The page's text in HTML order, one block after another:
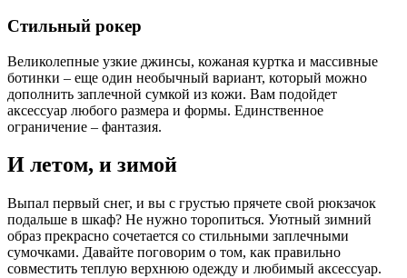
Стильный рокер
Великолепные узкие джинсы, кожаная куртка и массивные
ботинки – еще один необычный вариант, который можно
дополнить заплечной сумкой из кожи. Вам подойдет
аксессуар любого размера и формы. Единственное
ограничение – фантазия.
И летом, и зимой
Выпал первый снег, и вы с грустью прячете свой рюкзачок
подальше в шкаф? Не нужно торопиться. Уютный зимний
образ прекрасно сочетается со стильными заплечными
сумочками. Давайте поговорим о том, как правильно
совместить теплую верхнюю одежду и любимый аксессуар.